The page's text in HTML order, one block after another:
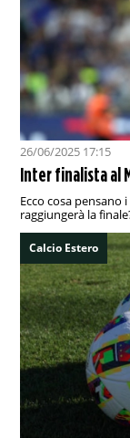
26/06/2025 17:15
Inter finalista al
Ecco cosa
raggiungerà la
Calcio Estero